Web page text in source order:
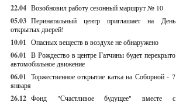
22.04 Возобновил работу сезонный маршрут № 10
05.03 Перинатальный центр приглашает на День
открытых дверей!
10.01 Опасных веществ в воздухе не обнаружено
06.01 В Рождество в центре Гатчины будет перекрыто
автомобильное движение
06.01 Торжественное открытие катка на Соборной - 7
января
26.12 Фонд "Счастливое будущее" вместе с